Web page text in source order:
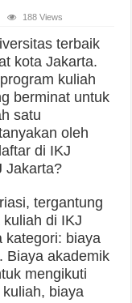
188 Views
terbaik
kota Jakarta.
kuliah
berminat untuk
satu
oleh
di IKJ
Jakarta?
tergantung
di IKJ
kategori: biaya
Biaya akademik
mengikuti
biaya